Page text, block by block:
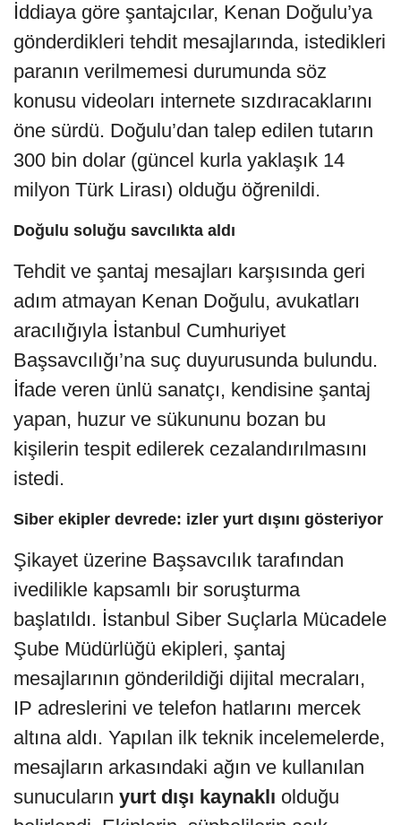
İddiaya göre şantajcılar, Kenan Doğulu’ya
gönderdikleri tehdit mesajlarında, istedikleri
paranın verilmemesi durumunda söz
konusu videoları internete sızdıracaklarını
öne sürdü. Doğulu’dan talep edilen tutarın
300 bin dolar (güncel kurla yaklaşık 14
milyon Türk Lirası) olduğu öğrenildi.
Doğulu soluğu savcılıkta aldı
Tehdit ve şantaj mesajları karşısında geri
adım atmayan Kenan Doğulu, avukatları
aracılığıyla İstanbul Cumhuriyet
Başsavcılığı’na suç duyurusunda bulundu.
İfade veren ünlü sanatçı, kendisine şantaj
yapan, huzur ve sükununu bozan bu
kişilerin tespit edilerek cezalandırılmasını
istedi.
Siber ekipler devrede: izler yurt dışını gösteriyor
Şikayet üzerine Başsavcılık tarafından
ivedilikle kapsamlı bir soruşturma
başlatıldı. İstanbul Siber Suçlarla Mücadele
Şube Müdürlüğü ekipleri, şantaj
mesajlarının gönderildiği dijital mecraları,
IP adreslerini ve telefon hatlarını mercek
altına aldı. Yapılan ilk teknik incelemelerde,
mesajların arkasındaki ağın ve kullanılan
sunucuların yurt dışı kaynaklı olduğu